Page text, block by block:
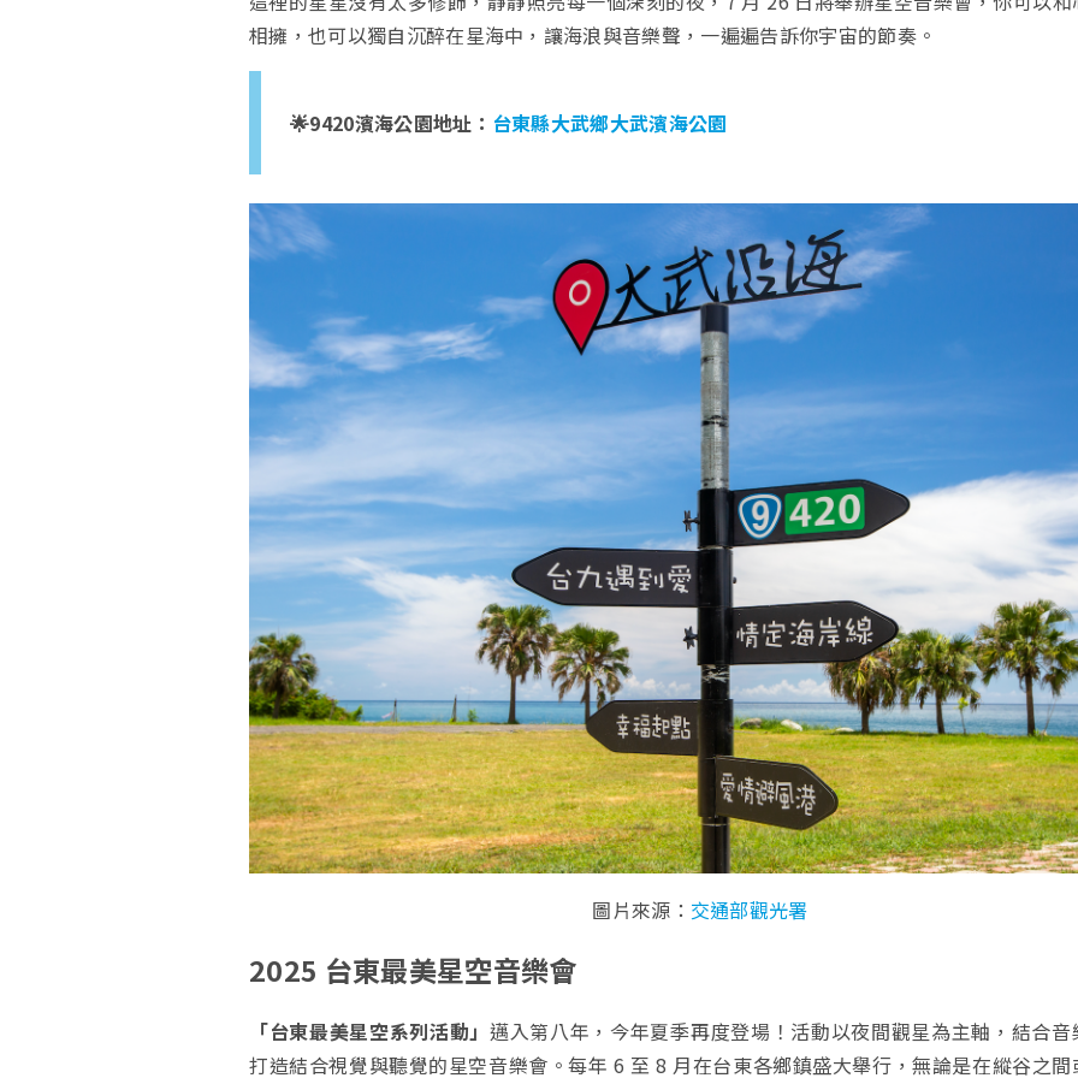
相擁，也可以獨自沉醉在星海中，讓海浪與音樂聲，一遍遍告訴你宇宙的節奏。
🌟9420濱海公園地址： 台東縣大武鄉大武濱海公園
圖片來源： 交通部觀光署
2025 台東最美星空音樂會
「台東最美星空系列活動」邁入第八年，今年夏季再度登場！活動以夜間觀星為主軸，結合音
打造結合視覺與聽覺的星空音樂會。每年 6 至 8 月在台東各鄉鎮盛大舉行，無論是在縱谷之